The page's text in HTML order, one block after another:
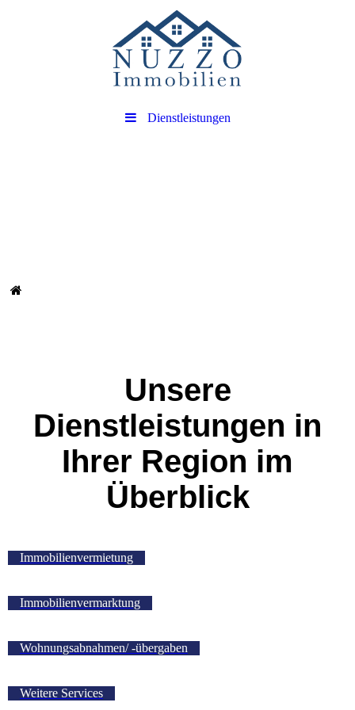
Dienstleistungen
Unsere
Dienstleistungen in
Ihrer Region im
Überblick
Immobilienvermietung
Immobilienvermarktung
Wohnungsabnahmen/ -übergaben
Weitere Services